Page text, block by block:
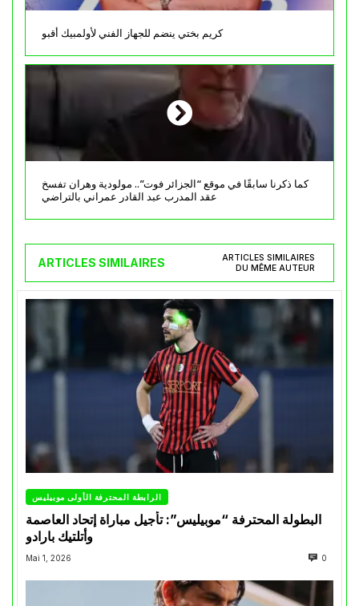
كريم بختي ينضم للجهاز الفني لأولمبيك أقبو
كما ذكرنا سابقًا في موقع “الجزائر فوت”.. مولودية وهران تفسخ
عقد المدرب عبد القادر عمراني بالتراضي
ARTICLES SIMILAIRES
ARTICLES SIMILAIRES
DU MÊME AUTEUR
الرابطة المحترفة الأولى موبيليس
البطولة المحترفة “موبيليس”: تأجيل مباراة إتحاد العاصمة
وأتلتيك بارادو
Mai 1, 2026 0